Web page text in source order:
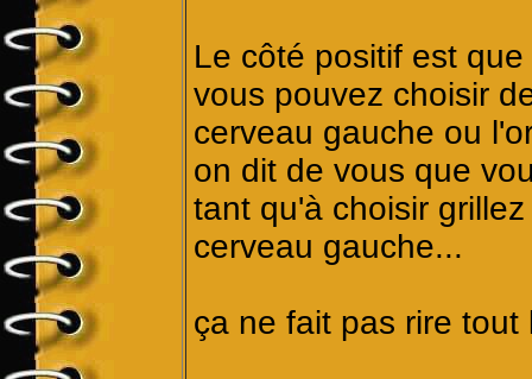
Le côté positif est
vous pouvez choisir
cerveau gauche ou
on dit de vous que
tant qu'à choisir
cerveau gauche...
ça ne fait pas rire tout